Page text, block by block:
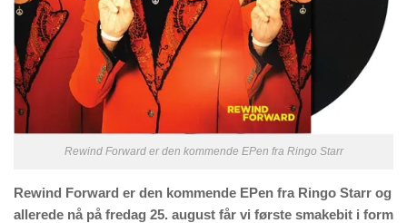
Rewind Forward er den kommende EPen fra Ringo Starr
Rewind Forward er den kommende EPen fra Ringo Starr og
allerede nå på fredag 25. august får vi første smakebit i form